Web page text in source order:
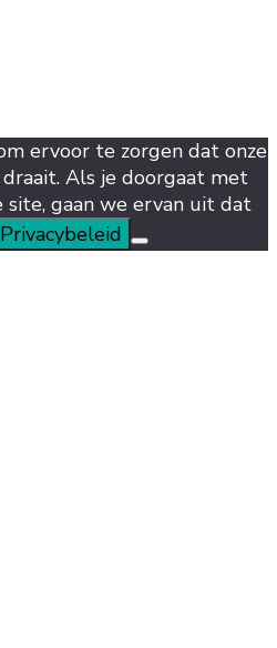
ervoor te zorgen dat onze
Als je doorgaat met
site, gaan we ervan uit dat
Privacybeleid